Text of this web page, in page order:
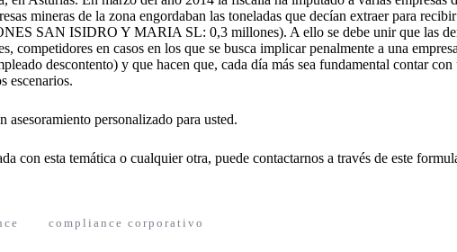
mineras de la zona engordaban las toneladas que decían extraer para
SAN ISIDRO Y MARIA SL: 0,3 millones). A ello se debe unir que las
competidores en casos en los que se busca implicar penalmente a una
descontento) y que hacen que, cada día más sea fundamental contar
escenarios.
personalizado para usted.
con esta temática o cualquier otra, puede contactarnos a través de este
compliance corporativo